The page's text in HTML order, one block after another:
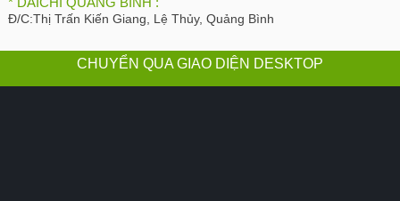
Đ/C:Thị Trấn Kiến Giang, Lệ Thủy, Quảng Bình
CHUYỂN QUA GIAO DIỆN DESKTOP